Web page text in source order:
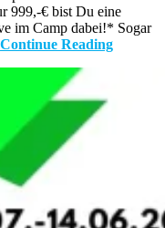
999,-€ bist Du eine
im Camp dabei!* Sogar
Continue Reading